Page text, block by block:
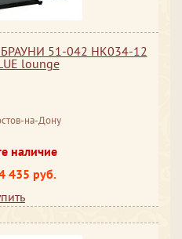
БРАУНИ 51-042 HK034-12
lounge
на-Дону
наличие
435 руб.